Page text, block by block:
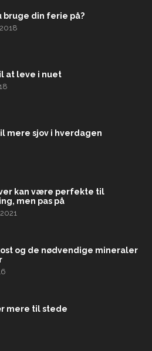
bruge din ferie på?
at leve i nuet
mere sjov i hverdagen
kan være perfekte til
men pas på
og de nødvendige mineraler
mere til stede